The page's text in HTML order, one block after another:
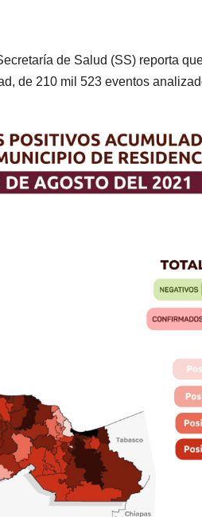
de Salud (SS) reporta
de 210 mil 523 eventos